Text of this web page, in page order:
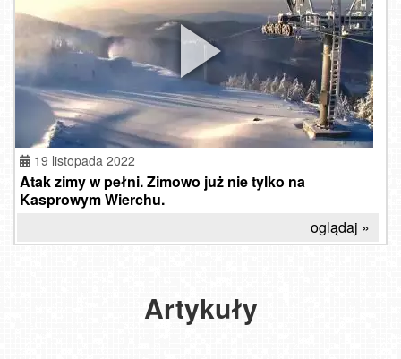
19 listopada 2022
Atak zimy w pełni. Zimowo już nie tylko na
Kasprowym Wierchu.
oglądaj »
Artykuły